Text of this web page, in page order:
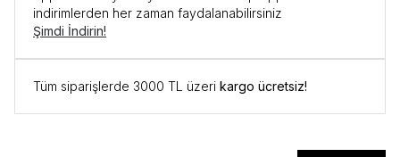
indirimlerden her zaman faydalanabilirsiniz
Şimdi İndirin!
Tüm siparişlerde 3000 TL üzeri kargo ücretsiz!
İlk Siparişe Özel